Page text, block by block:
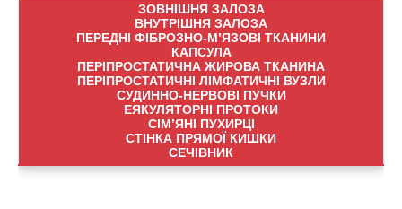
ЗОВНІШНЯ ЗАЛОЗА
ВНУТРІШНЯ ЗАЛОЗА
ПЕРЕДНІ ФІБРОЗНО-М’ЯЗОВІ ТКАНИНИ
КАПСУЛА
ПЕРІПРОСТАТИЧНА ЖИРОВА ТКАНИНА
ПЕРІПРОСТАТИЧНІ ЛІМФАТИЧНІ ВУЗЛИ
СУДИННО-НЕРВОВІ ПУЧКИ
ЕЯКУЛЯТОРНІ ПРОТОКИ
СІМ’ЯНІ ПУХИРЦІ
СТІНКА ПРЯМОЇ КИШКИ
СЕЧІВНИК